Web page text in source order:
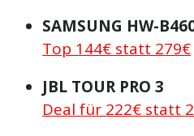
SAMSUNG HW-
Top 144€ statt 279€
JBL TOUR PRO 3
Deal für 222€ statt